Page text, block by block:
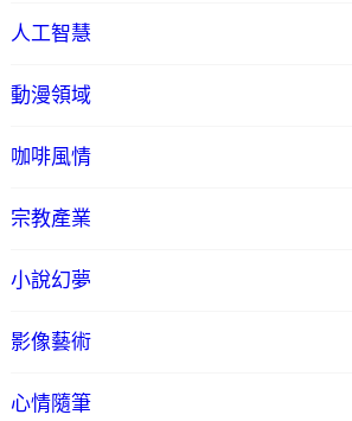
人工智慧
動漫領域
咖啡風情
宗教產業
小說幻夢
影像藝術
心情隨筆